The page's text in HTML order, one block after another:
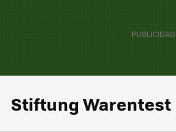
Stiftung Warentest